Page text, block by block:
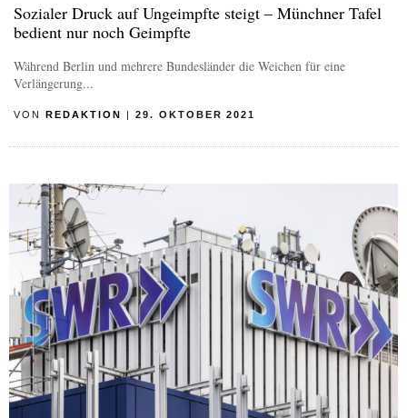
Sozialer Druck auf Ungeimpfte steigt – Münchner Tafel
bedient nur noch Geimpfte
Während Berlin und mehrere Bundesländer die Weichen für eine
Verlängerung...
VON REDAKTION | 29. OKTOBER 2021